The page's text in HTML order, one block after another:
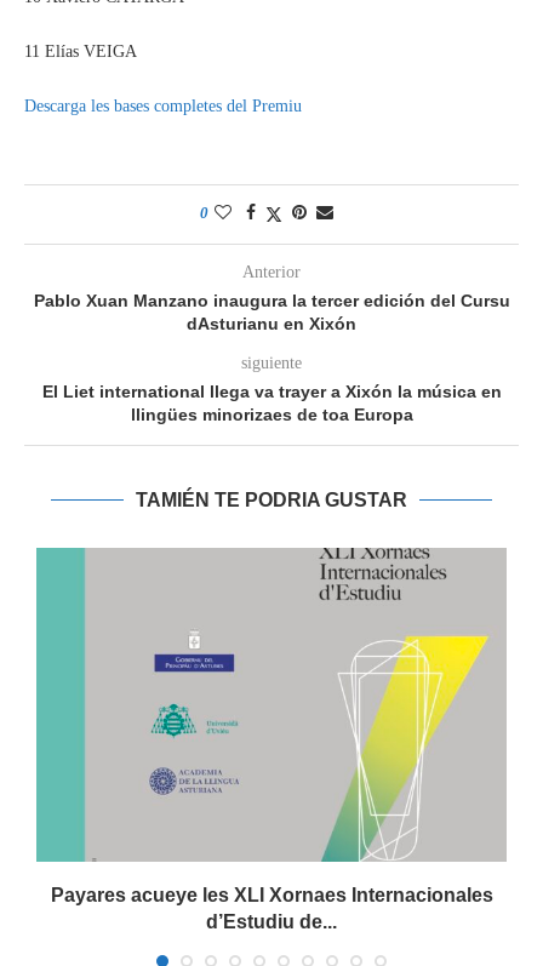
11 Elías VEIGA
Descarga les bases completes del Premiu
0
Anterior
Pablo Xuan Manzano inaugura la tercer edición del Cursu
dAsturianu en Xixón
siguiente
El Liet international llega va trayer a Xixón la música en
llingües minorizaes de toa Europa
TAMIÉN TE PODRIA GUSTAR
Payares acueye les XLI Xornaes Internacionales
d’Estudiu de...